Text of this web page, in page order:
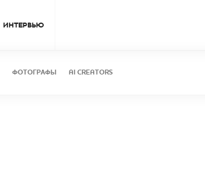
ИНТЕРВЬЮ
ФОТОГРАФЫ AI CREATORS